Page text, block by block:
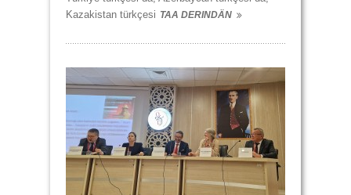
Kazakistan türkçesi TAA DERINDÄN